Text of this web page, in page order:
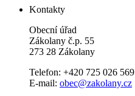
Kontakty
Obecní úřad
Zákolany č.p. 55
273 28 Zákolany
Telefon: +420 725 026 569
E-mail: obec@zakolany.cz